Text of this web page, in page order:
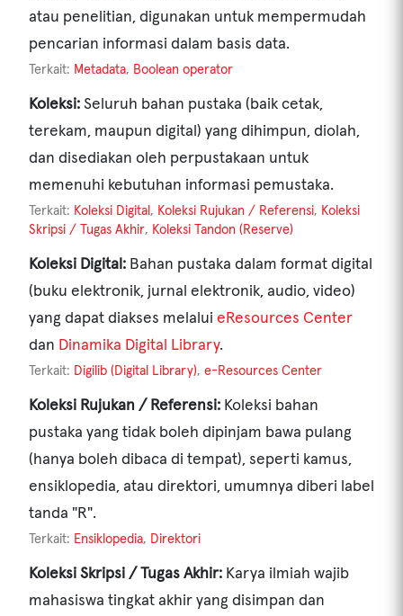
atau penelitian, digunakan untuk mempermudah
pencarian informasi dalam basis data.
Terkait: Metadata, Boolean operator
Koleksi:Seluruh bahan pustaka (baik cetak,
terekam, maupun digital) yang dihimpun, diolah,
dan disediakan oleh perpustakaan untuk
memenuhi kebutuhan informasi pemustaka.
Terkait: Koleksi Digital, Koleksi Rujukan / Referensi, Koleksi
Skripsi / Tugas Akhir, Koleksi Tandon (Reserve)
Koleksi Digital: Bahan pustaka dalam format digital
(buku elektronik, jurnal elektronik, audio, video)
yang dapat diakses melalui eResources Center
dan Dinamika Digital Library.
Terkait: Digilib (Digital Library), e-Resources Center
Koleksi Rujukan / Referensi: Koleksi bahan
pustaka yang tidak boleh dipinjam bawa pulang
(hanya boleh dibaca di tempat), seperti kamus,
ensiklopedia, atau direktori, umumnya diberi label
tanda "R".
Terkait: Ensiklopedia, Direktori
Koleksi Skripsi / Tugas Akhir: Karya ilmiah wajib
mahasiswa tingkat akhir yang disimpan dan